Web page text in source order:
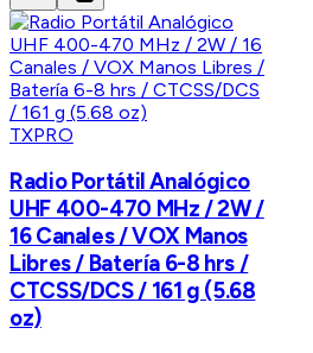
TXPRO
Radio Portátil Analógico
UHF 400-470 MHz / 2W /
16 Canales / VOX Manos
Libres / Batería 6-8 hrs /
CTCSS/DCS / 161 g (5.68
oz)